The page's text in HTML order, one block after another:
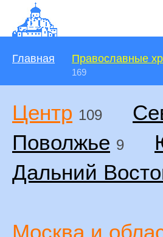
Главная Православные
169
Центр 109
Поволжье 9
Дальний
Москва и